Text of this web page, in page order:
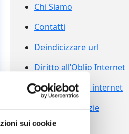
sui cookie
Chi Siamo
Contatti
Deindicizzare url
Diritto all’Oblio Internet
Diritto all’oblio internet
Eliminare Notizie
Grazie